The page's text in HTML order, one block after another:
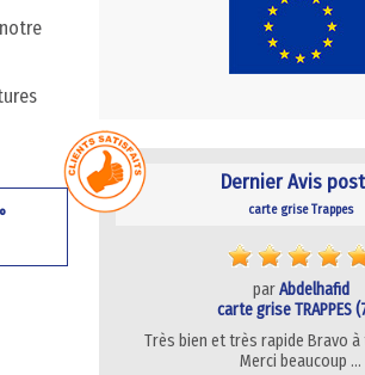
Dernier Avis
carte grise Trappes
parAbdelhafid
carte grise TRAPPES
Très bien et très rapide Bravo à
Merci beaucoup …